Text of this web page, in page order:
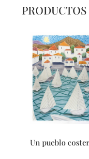
Un pueblo